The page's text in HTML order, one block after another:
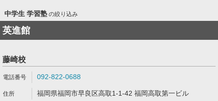
中学生 学習塾の絞り込み
英進館
藤崎校
092-822-0688
福岡県福岡市早良区高取1-1-42 福岡高取第一ビル